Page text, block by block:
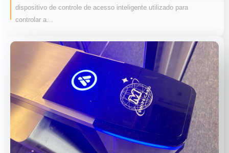
dispositivo de controle de acesso inteligente utilizado para
controlar a…